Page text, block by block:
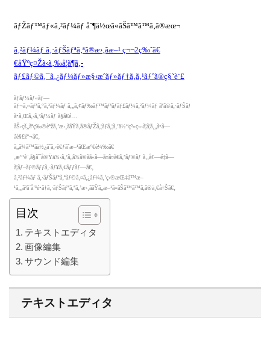
目次
テキストエディタ
画像編集
サウンド編集
テキストエディタ